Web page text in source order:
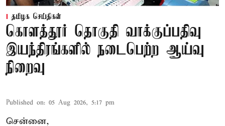
தமிழக செய்திகள்
கொளத்தூர் தொகுதி வாக்குப்பதிவு
இயந்திரங்களில் நடைபெற்ற ஆய்வு
நிறைவு
Published on: 05 Aug 2026, 5:17 pm
சென்னை,